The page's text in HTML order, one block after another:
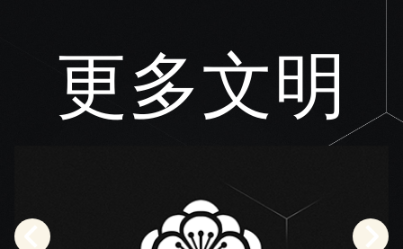
更多文明